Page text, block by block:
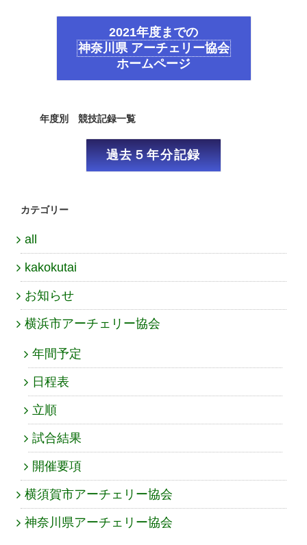
2021年度までの
神奈川県 アーチェリー協会
ホームページ
年度別 競技記録一覧
過去５年分記録
カテゴリー
all
kakokutai
お知らせ
横浜市アーチェリー協会
年間予定
日程表
立順
試合結果
開催要項
横須賀市アーチェリー協会
神奈川県アーチェリー協会